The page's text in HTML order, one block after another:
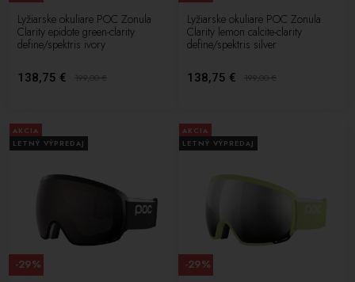
Lyžiarske okuliare POC Zonula
Clarity epidote green-clarity
define/spektris ivory
138,75 € 199,00€
Lyžiarske okuliare POC Zonula
Clarity lemon calcite-clarity
define/spektris silver
138,75 € 199,00€
AKCIA
LETNÝ VÝPREDAJ
-29%
AKCIA
LETNÝ VÝPREDAJ
-29%